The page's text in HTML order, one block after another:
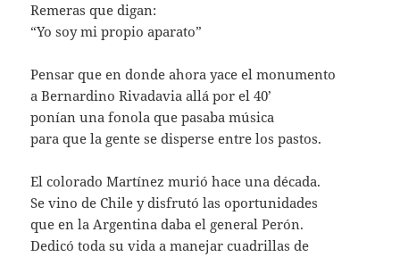
Remeras que digan:
“Yo soy mi propio aparato”
Pensar que en donde ahora yace el monumento
a Bernardino Rivadavia allá por el 40’
ponían una fonola que pasaba música
para que la gente se disperse entre los pastos.
El colorado Martínez murió hace una década.
Se vino de Chile y disfrutó las oportunidades
que en la Argentina daba el general Perón.
Dedicó toda su vida a manejar cuadrillas de